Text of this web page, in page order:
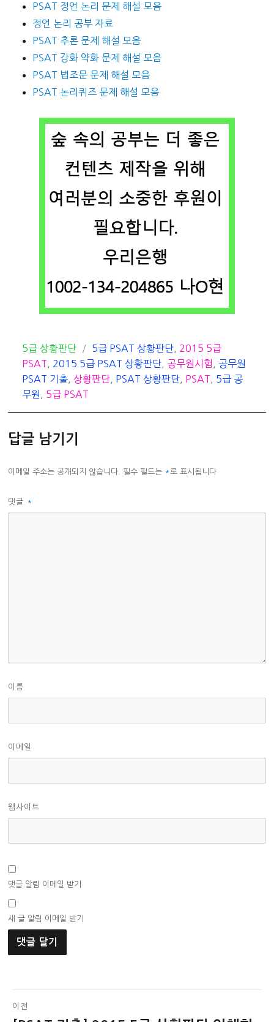
PSAT 정언 논리 문제 해설 모음
정언 논리 공부 자료
PSAT 추론 문제 해설 모음
PSAT 강화 약화 문제 해설 모음
PSAT 법조문 문제 해설 모음
PSAT 논리퀴즈 문제 해설 모음
카
테
고
리
5급 상황판단
태
그
5급 PSAT 상황판단, 2015 5급
PSAT
2015 5급 PSAT 상황판단 공무원시험
공무원
PSAT 기출 ,상황판단 PSAT 상황판단 PSAT
5급 공
무원
5급 PSAT
답글 남기기
이메일 주소는 공개되지 않습니다. 필수 필드는 * 로 표시됩니다
댓글 *
이름
이메일
웹사이트
댓글 알림 이메일 받기
새 글 알림 이메일 받기
글
이전